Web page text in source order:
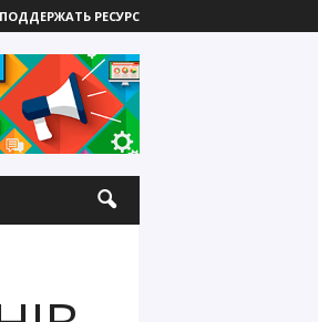
ПОДДЕРЖАТЬ РЕСУРС